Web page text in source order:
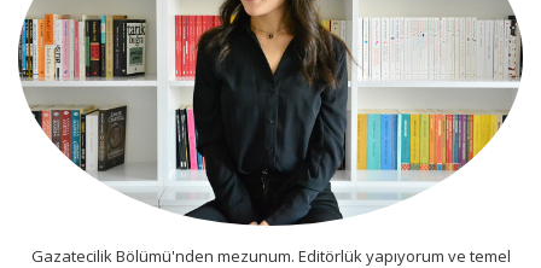
Gazatecilik Bölümü'nden mezunum. Editörlük yapıyorum ve temel